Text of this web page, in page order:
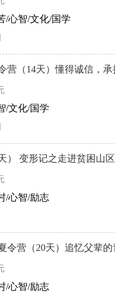
/心智/文化/国学
营（14天）懂得诚信，
/文化/国学
） 变形记之走进贫困山区
/心智/励志
令营（20天）追忆父辈
/心智/励志